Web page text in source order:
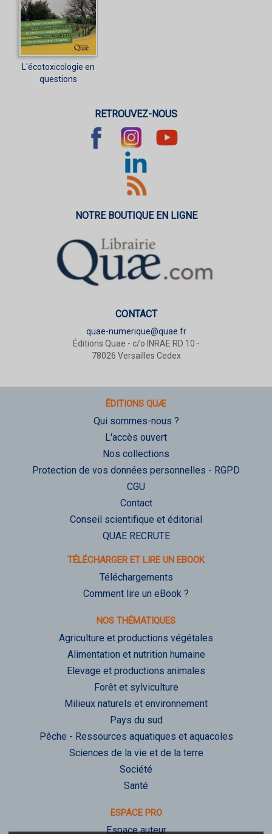
L'écotoxicologie en
questions
RETROUVEZ-NOUS
NOTRE BOUTIQUE EN LIGNE
CONTACT
quae-numerique@quae.fr
Éditions Quae - c/o INRAE RD 10 -
78026 Versailles Cedex
ÉDITIONS QUÆ
Qui sommes-nous ?
L'accès ouvert
Nos collections
Protection de vos données personnelles - RGPD
CGU
Contact
Conseil scientifique et éditorial
QUAE RECRUTE
TÉLÉCHARGER ET LIRE UN EBOOK
Téléchargements
Comment lire un eBook ?
NOS THÉMATIQUES
Agriculture et productions végétales
Alimentation et nutrition humaine
Elevage et productions animales
Forêt et sylviculture
Milieux naturels et environnement
Pays du sud
Pêche - Ressources aquatiques et aquacoles
Sciences de la vie et de la terre
Société
Santé
ESPACE PRO
Espace auteur